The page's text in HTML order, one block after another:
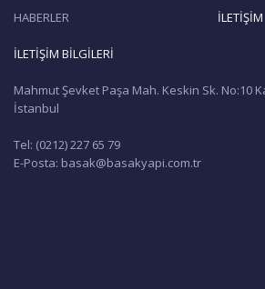
HABERLER İLETİŞİM
İLETİŞİM BİLGİLERİ
Mahmut Şevket Paşa Mah. Keskin Sk. No:10
İstanbul
Tel: (0212) 227 65 79
E-Posta: basak@basakyapi.com.tr